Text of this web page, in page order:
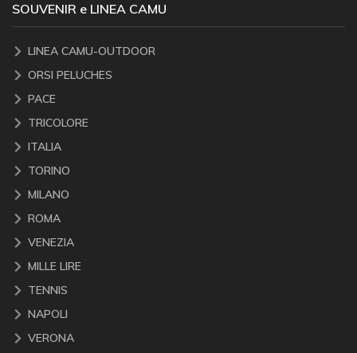
SOUVENIR e LINEA CAMU
LINEA CAMU-OUTDOOR
ORSI PELUCHES
PACE
TRICOLORE
ITALIA
TORINO
MILANO
ROMA
VENEZIA
MILLE LIRE
TENNIS
NAPOLI
VERONA